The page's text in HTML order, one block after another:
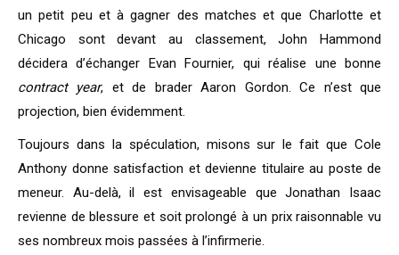
un petit peu et à gagner des matches et que Charlotte et
Chicago sont devant au classement, John Hammond
décidera d’échanger Evan Fournier, qui réalise une bonne
contract year, et de brader Aaron Gordon. Ce n’est que
projection, bien évidemment.
Toujours dans la spéculation, misons sur le fait que Cole
Anthony donne satisfaction et devienne titulaire au poste de
meneur. Au-delà, il est envisageable que Jonathan Isaac
revienne de blessure et soit prolongé à un prix raisonnable vu
ses nombreux mois passées à l’infirmerie.